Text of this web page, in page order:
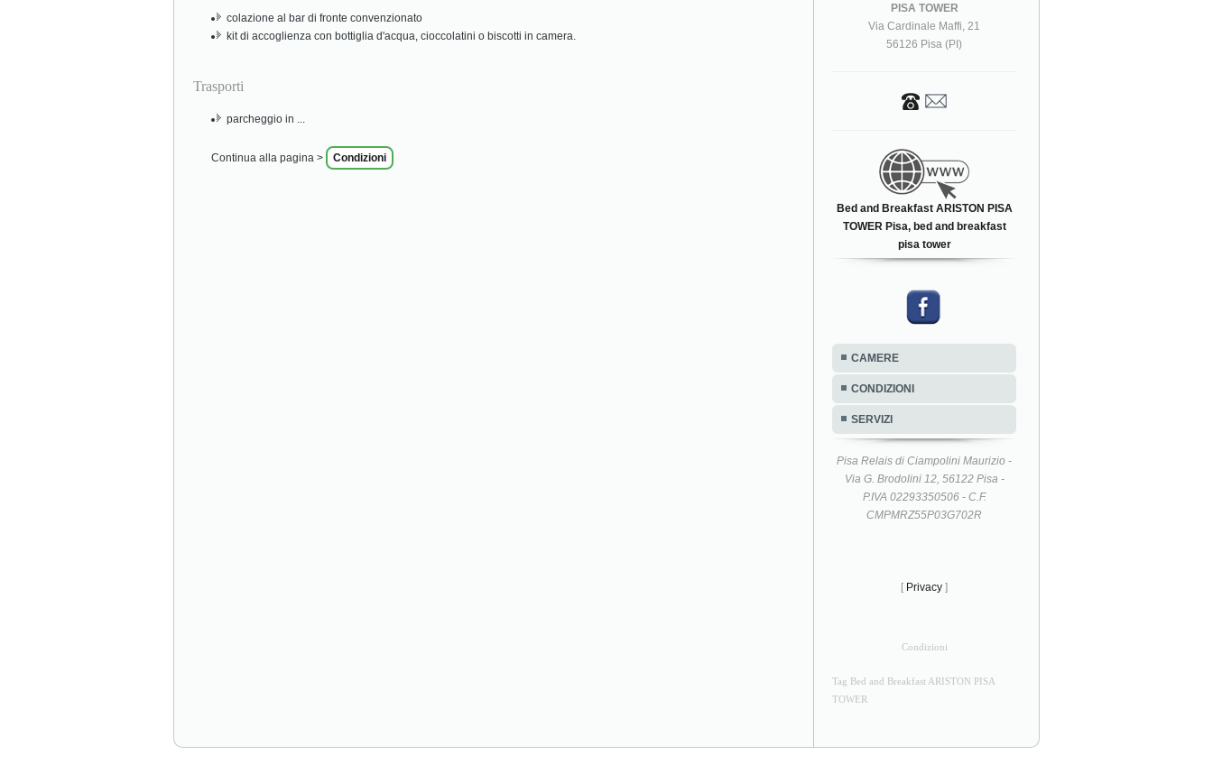
colazione al bar di fronte convenzionato
kit di accoglienza con bottiglia d'acqua, cioccolatini o biscotti in camera.
Trasporti
parcheggio in ...
Continua alla pagina > Condizioni
PISA TOWER
Via Cardinale Maffi, 21
56126 Pisa (PI)
Bed and Breakfast ARISTON PISA
TOWER Pisa, bed and breakfast
pisa tower
CAMERE
CONDIZIONI
SERVIZI
Pisa Relais di Ciampolini Maurizio -
Via G. Brodolini 12, 56122 Pisa -
P.IVA 02293350506 - C.F.
CMPMRZ55P03G702R
[ Privacy ]
Condizioni
Tag Bed and Breakfast ARISTON PISA
TOWER